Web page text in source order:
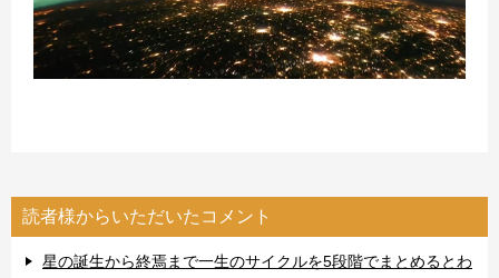
読者様からいただいたコメント
星の誕生から終焉まで一生のサイクルを5段階でまとめるとわ